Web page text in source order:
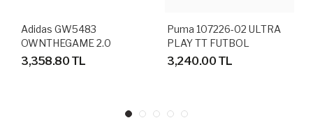
Adidas GW5483
OWNTHEGAME 2.0
BASKETBOL AYAKKABISI
3,358.80 TL
Puma 107226-02 ULTRA
PLAY TT FUTBOL
HALISAHA AYAKKABI
3,240.00 TL